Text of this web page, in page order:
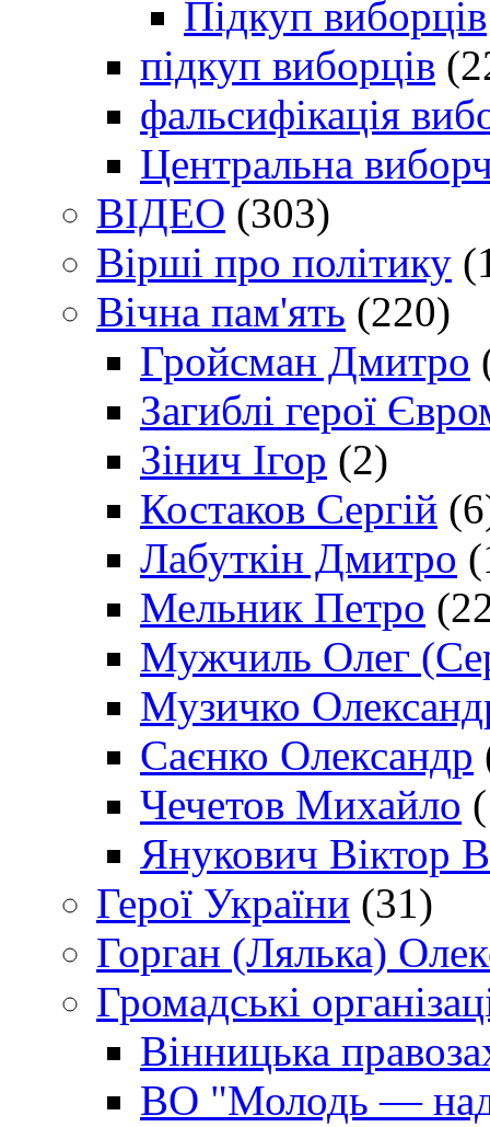
Підкуп виборців
підкуп виборців
фальсифікація
Центральна
ВІДЕО (303)
Вірші про політику
Вічна пам'ять (220)
Гройсман Дмитро
Загиблі герої
Зінич Ігор (2)
Костаков Сергій
Лабуткін Дмитро
Мельник Петро
Мужчиль Олег
Музичко
Саєнко Олександр
Чечетов Михайло
Янукович Віктор
Герої України (31)
Горган (Лялька)
Громадські
Вінницька
ВО "Молодь —